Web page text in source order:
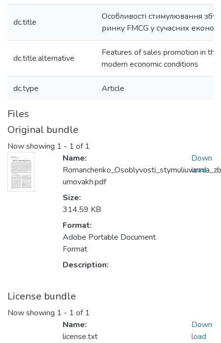
dc.title
Особливості стимулювання
ринку FMCG у сучасних
dc.title.alternative
Features of sales promotion in
modern economic conditions
dc.type Article
Files
Original bundle
Now showing 1 - 1 of 1
Name:
umovakh.pdf
Size:
314.59 KB
Format:
Adobe Portable Document
Format
Description:
Down
load
License bundle
Now showing 1 - 1 of 1
Name:
license.txt
Down
load